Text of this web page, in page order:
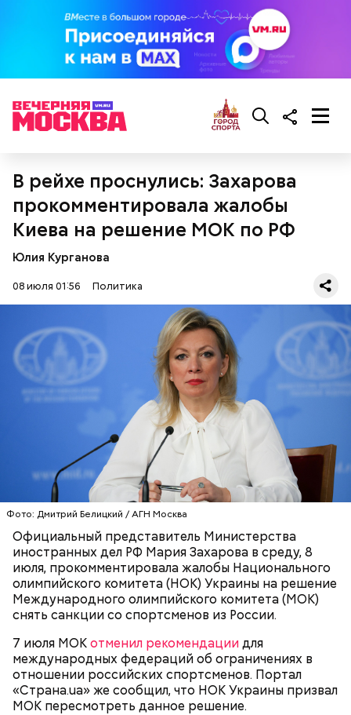
В рейхе проснулись: Захарова
прокомментировала жалобы
Киева на решение МОК по РФ
Юлия Курганова
08 июля 01:56 Политика
Фото: Дмитрий Белицкий / АГН Москва
Официальный представитель Министерства
иностранных дел РФ Мария Захарова в среду, 8
июля, прокомментировала жалобы Национального
олимпийского комитета (НОК) Украины на решение
Международного олимпийского комитета (МОК)
снять санкции со спортсменов из России.
7 июля МОКотменил рекомендациидля
международных федераций об ограничениях в
отношении российских спортсменов. Портал
«Страна.ua» же сообщил, что НОК Украины призвал
МОК пересмотреть данное решение.